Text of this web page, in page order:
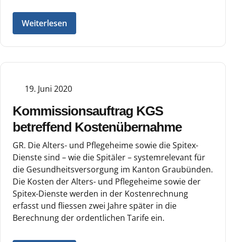
Weiterlesen
19. Juni 2020
Kommissionsauftrag KGS
betreffend Kostenübernahme
GR. Die Alters- und Pflegeheime sowie die Spitex-
Dienste sind – wie die Spitäler – systemrelevant für
die Gesundheitsversorgung im Kanton Graubünden.
Die Kosten der Alters- und Pflegeheime sowie der
Spitex-Dienste werden in der Kostenrechnung
erfasst und fliessen zwei Jahre später in die
Berechnung der ordentlichen Tarife ein.